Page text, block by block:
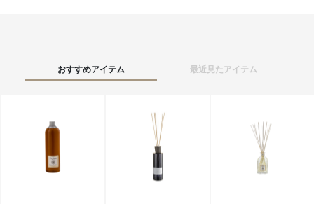
おすすめアイテム 最近見たアイテム